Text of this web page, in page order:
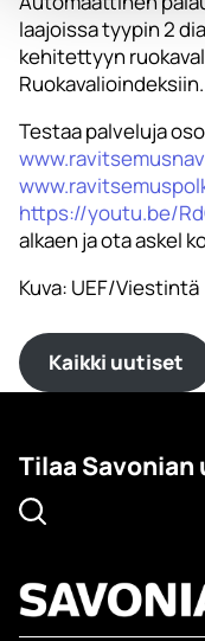
laajoissa tyypin 2
kehitettyyn
Ruokavalioindeksiin.
Testaa palveluja
https://youtu.be/
alkaen ja ota askel
Kuva: UEF/Viestintä
Kaikki uutiset
Tilaa